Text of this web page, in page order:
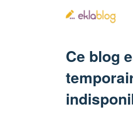
Ce blog